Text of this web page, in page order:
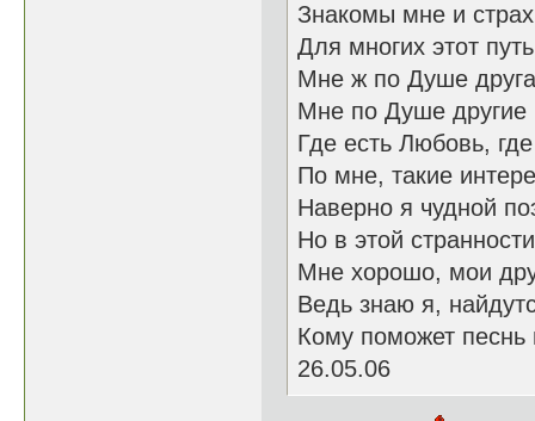
Знакомы мне и
Для многих этот
Мне ж по Душе
Мне по Душе другие
Где есть Любовь,
По мне, такие
Наверно я чудной
Но в этой
Мне хорошо, мои
Ведь знаю я,
Кому поможет песнь
26.05.06